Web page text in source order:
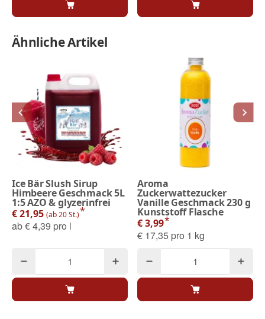
Ähnliche Artikel
Ice Bär Slush Sirup
Himbeere Geschmack 5L
1:5 AZO & glyzerinfrei
€ 21,95 (ab 20 St.)*
ab€ 4,39 pro l
Aroma
Zuckerwattezucker
Vanille Geschmack 230 g
Kunststoff Flasche
€ 3,99*
€ 17,35 pro 1 kg